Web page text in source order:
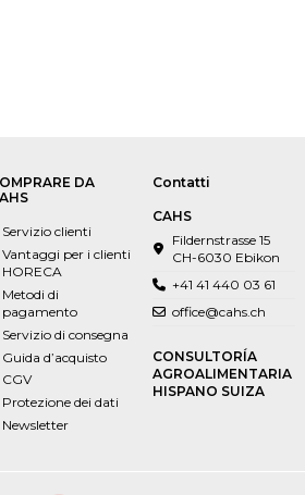
DA
Servizio clienti
Vantaggi per i clienti
HORECA
Metodi di
pagamento
Servizio di consegna
Guida d’acquisto
CGV
Protezione dei dati
Newsletter
Contatti
CAHS
Fildernstrasse 15
CH-6030 Ebikon
+41 41 440 03 61
office@cahs.ch
CONSULTORÍA
AGROALIMENTARIA
HISPANO SUIZA